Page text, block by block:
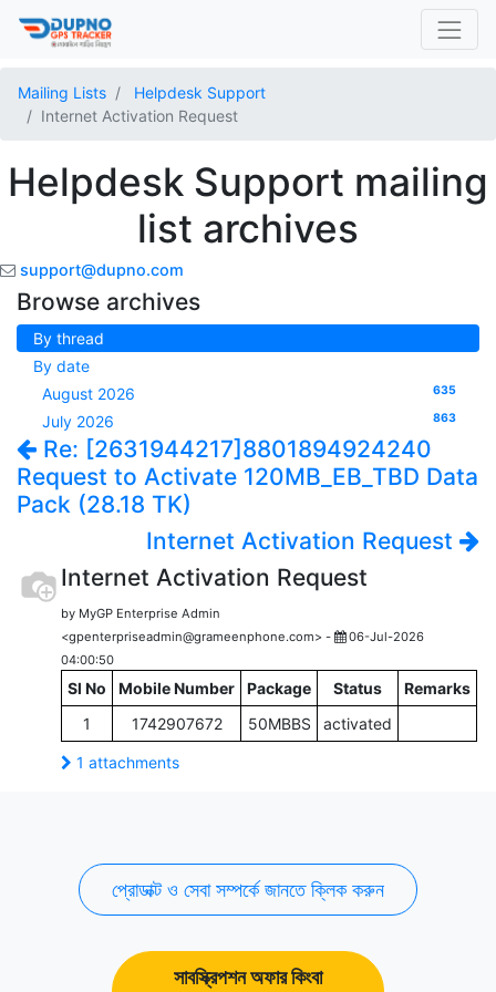
Mailing Lists
Helpdesk Support
Internet Activation Request
Helpdesk Support mailing
list archives
support@dupno.com
Browse archives
By thread
By date
August 2026
635
July 2026 863
Re: [2631944217]8801894924240
Request to Activate 120MB_EB_TBD Data
Pack (28.18 TK)
Internet Activation Request
Internet Activation Request
by MyGP Enterprise Admin
<gpenterpriseadmin@grameenphone.com> -
06-Jul-2026
04:00:50
Sl No Mobile Number Package Status
Remarks
1
1742907672 50MBBS activated
1 attachments
প্রোডাক্ট ও সেবা সম্পর্কে জানতে ক্লিক করুন
সাবস্ক্রিপশন অফার কিংবা